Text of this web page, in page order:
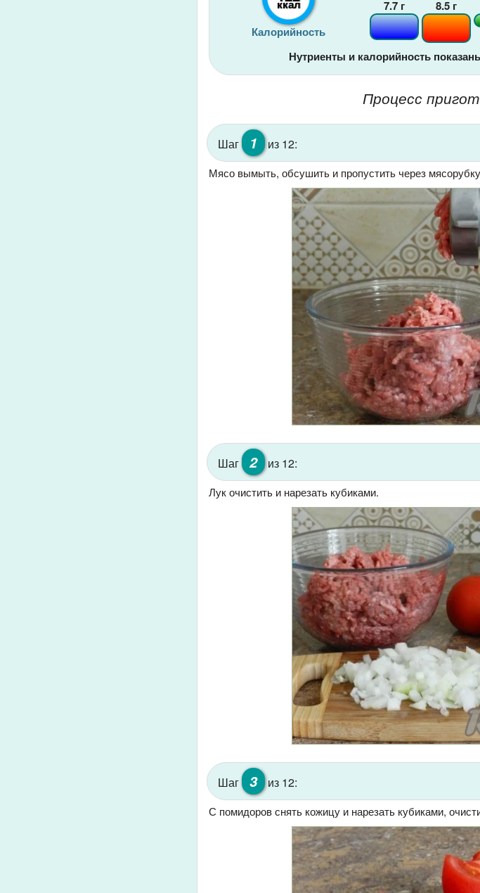
ккал
Калорийность
7.7 г 8.5 г
Нутриенты и калорийность
Процесс
Шаг 1 из 12:
Мясо вымыть, обсушить и пропустить через
Шаг 2 из 12:
Лук очистить и нарезать кубиками.
Шаг 3 из 12:
С помидоров снять кожицу и нарезать кубиками,